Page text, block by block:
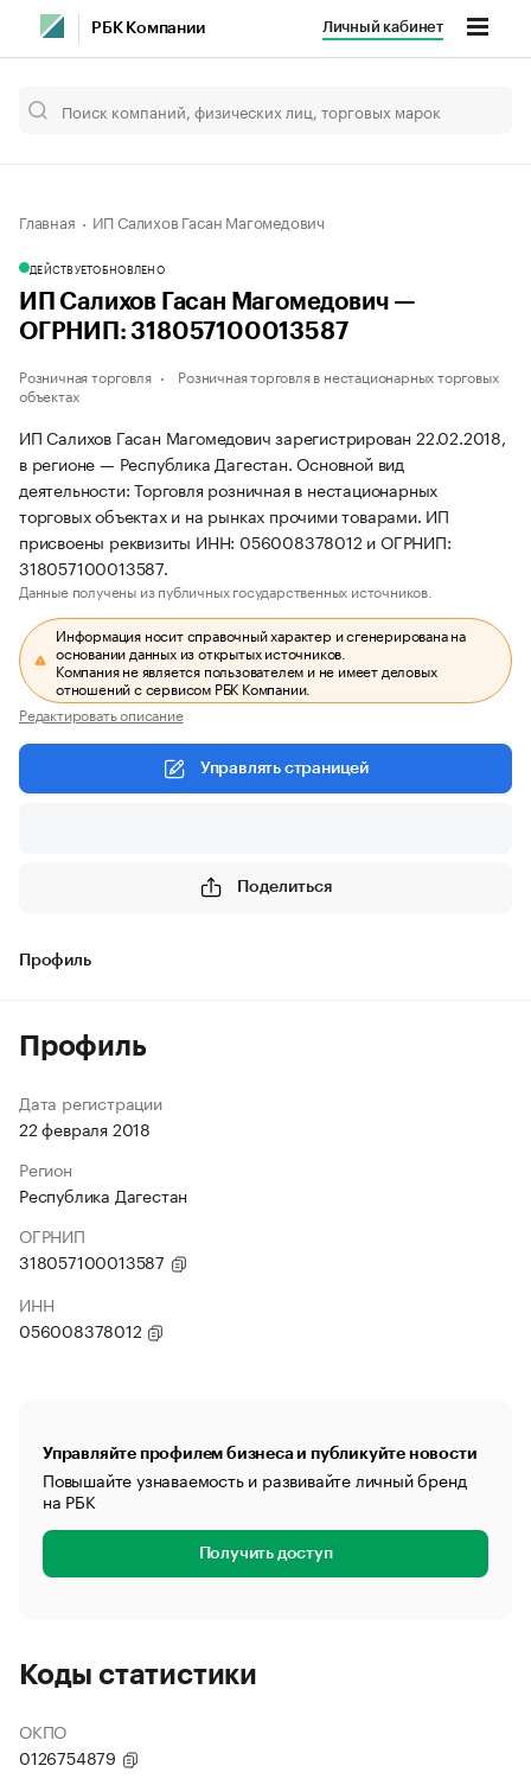
РБК Компании Личный кабинет
Главная ИП Салихов Гасан Магомедович
ДЕЙСТВУЕТОБНОВЛЕНО
ИП Салихов Гасан Магомедович —
ОГРНИП: 318057100013587
Розничная торговля
Розничная торговля в нестационарных торговых
объектах
ИП Салихов Гасан Магомедович зарегистрирован 22.02.2018,
в регионе — Республика Дагестан. Основной вид
деятельности: Торговля розничная в нестационарных
торговых объектах и на рынках прочими товарами. ИП
присвоены реквизиты ИНН: 056008378012 и ОГРНИП:
318057100013587.
Данные получены из публичных государственных источников.
Информация носит справочный характер и сгенерирована на
основании данных из открытых источников.
Компания не является пользователем и не имеет деловых
отношений с сервисом РБК Компании.
Редактировать описание
Управлять страницей
Поделиться
Профиль
Профиль
Дата регистрации
22 февраля 2018
Регион
Республика Дагестан
ОГРНИП
318057100013587
ИНН
056008378012
Управляйте профилем бизнеса и публикуйте новости
Повышайте узнаваемость и развивайте личный бренд
на РБК
Получить доступ
Коды статистики
ОКПО
0126754879